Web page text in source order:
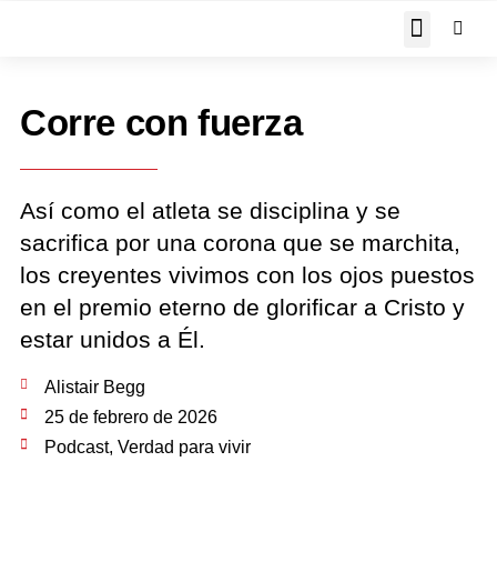
Corre con fuerza
Así como el atleta se disciplina y se
sacrifica por una corona que se marchita,
los creyentes vivimos con los ojos puestos
en el premio eterno de glorificar a Cristo y
estar unidos a Él.
Alistair Begg
25 de febrero de 2026
Podcast, Verdad para vivir